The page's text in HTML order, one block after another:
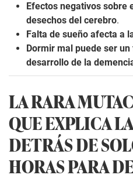
Efectos negativos sobre
desechos del cerebro.
Falta de sueño afecta a
Dormir mal puede ser
desarrollo de la
LA RARA
QUE EXPLICA
DETRÁS DE
HORAS PARA